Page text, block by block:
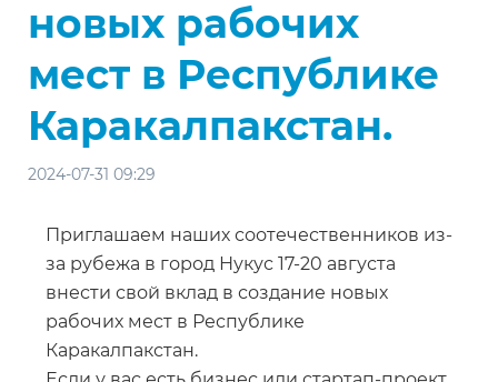
новых рабочих
мест в Республике
Каракалпакстан.
2024-07-31 09:29
Приглашаем наших соотечественников из-
за рубежа в город Нукус 17-20 августа
внести свой вклад в создание новых
рабочих мест в Республике
Каракалпакстан.